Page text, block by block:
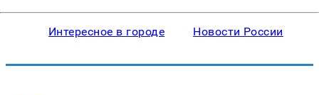
Интересное в городе Новости России